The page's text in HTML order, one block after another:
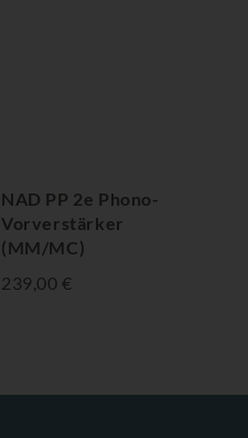
NAD PP 2e Phono-
Vorverstärker
(MM/MC)
239,00 €